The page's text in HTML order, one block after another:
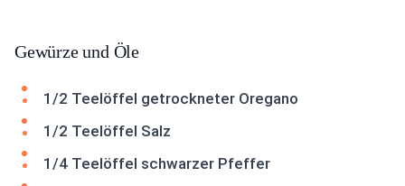
Gewürze und Öle
1/2 Teelöffel getrockneter Oregano
1/2 Teelöffel Salz
1/4 Teelöffel schwarzer Pfeffer